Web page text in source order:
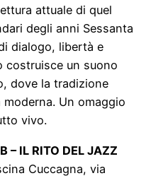
attuale di quel
degli anni Sessanta
dialogo, libertà e
costruisce un suono
dove la tradizione
Un omaggio
vivo.
– IL RITO DEL JAZZ
Cuccagna, via